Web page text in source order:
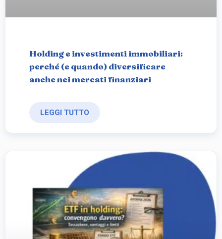
Holding e investimenti immobiliari:
perché (e quando) diversificare
anche nei mercati finanziari
LEGGI TUTTO